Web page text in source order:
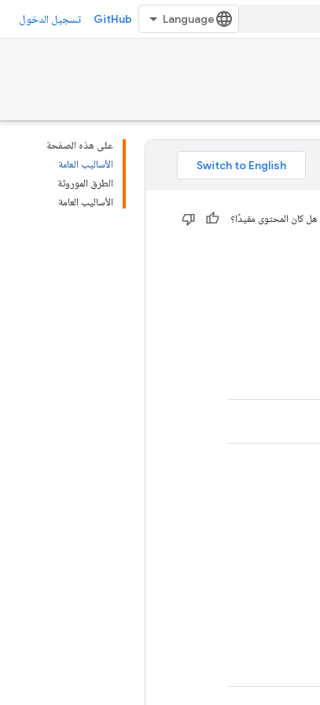
GitHub تسجيل الدخول
على هذه الصفحة
الأساليب العامة
الطرق الموروثة
الأساليب العامة
هل كان المحتوى مفيدًا؟